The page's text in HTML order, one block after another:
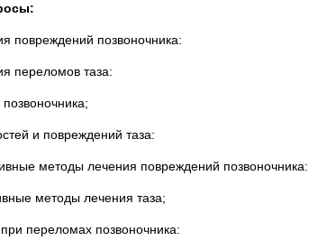
повреждений позвоночника:
переломов таза:
и повреждений таза:
методы лечения повреждений позвоночника:
методы лечения таза;
переломах позвоночника: